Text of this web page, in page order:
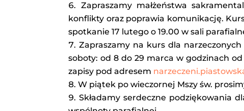
Zapraszamy małżeństwa
konflikty oraz poprawia komunikację.
spotkanie 17 lutego o 19.00 w sali
Zapraszamy na kurs dla
soboty: od 8 do 29 marca w godzinach
zapisy pod adresem
W piątek po wieczornej Mszy św.
Składamy serdeczne podziękowania